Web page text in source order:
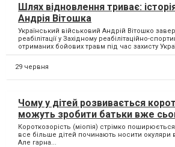
Шлях відновлення триває:
Андрія Вітошка
Український військовий Андрій Вітошко
реабілітації у Західному реабілітаційно-
отриманих бойових травм під час захисту
29 червня
Чому у дітей розвивається
можуть зробити батьки вже
Короткозорість (міопія) стрімко
все більше дітей починають носити окуляри
Але гарна...